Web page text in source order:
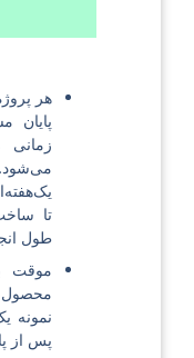
هر
پایان
تا
طول
موقت
نمونه
پس از